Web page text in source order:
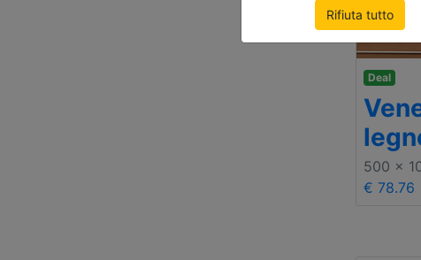
Rifiuta tutto
Deal
500 x
€ 78.76